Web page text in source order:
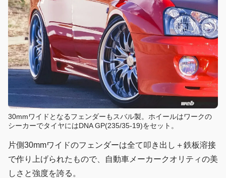
30mmワイドとなるフェンダーもスバル製。ホイールはワークの
シーカーでタイヤにはDNA GP(235/35-19)をセット。
片側30mmワイドのフェンダーは全て叩き出し＋鉄板溶接
で作り上げられたもので、自動車メーカークオリティの美
しさと強度を誇る。